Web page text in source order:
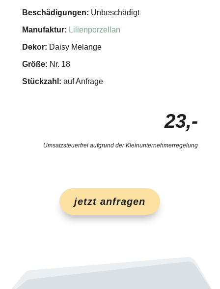
Beschädigungen: Unbeschädigt
Manufaktur: Lilienporzellan
Dekor: Daisy Melange
Größe: Nr. 18
Stückzahl: auf Anfrage
23,-
Umsatzsteuerfrei aufgrund der Kleinunternehmerregelung
jetzt anfragen